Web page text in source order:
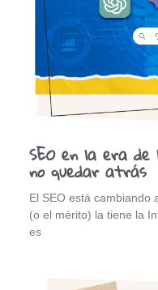
SEO en la era
no quedar atrás
El SEO está cambiando
(o el mérito) la tiene la
es